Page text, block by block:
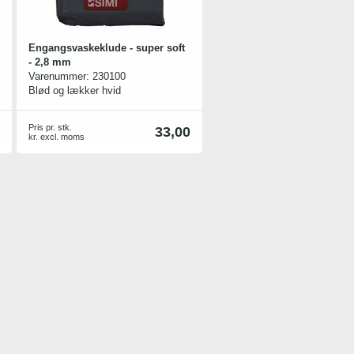
Engangsvaskeklude - super soft
- 2,8 mm
Varenummer: 230100
Blød og lækker hvid
33,00
Pris pr. stk.
kr. excl. moms